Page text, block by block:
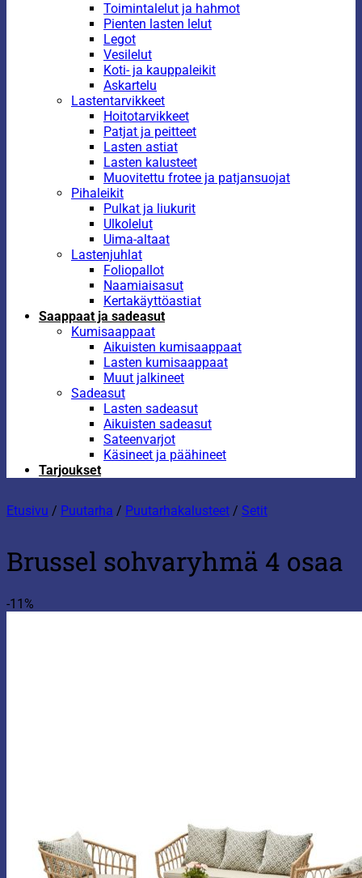
Toimintalelut ja hahmot
Pienten lasten lelut
Legot
Vesilelut
Koti- ja kauppaleikit
Askartelu
Lastentarvikkeet
Hoitotarvikkeet
Patjat ja peitteet
Lasten astiat
Lasten kalusteet
Muovitettu frotee ja patjansuojat
Pihaleikit
Pulkat ja liukurit
Ulkolelut
Uima-altaat
Lastenjuhlat
Foliopallot
Naamiaisasut
Kertakäyttöastiat
Saappaat ja sadeasut
Kumisaappaat
Aikuisten kumisaappaat
Lasten kumisaappaat
Muut jalkineet
Sadeasut
Lasten sadeasut
Aikuisten sadeasut
Sateenvarjot
Käsineet ja päähineet
Tarjoukset
Etusivu / Puutarha / Puutarhakalusteet / Setit
Brussel sohvaryhmä 4 osaa
-11%